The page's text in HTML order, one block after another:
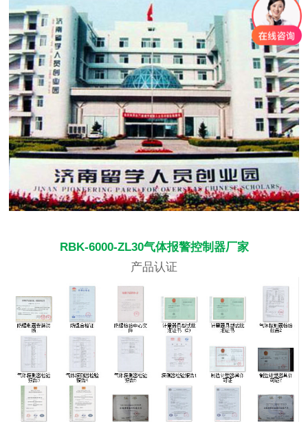
RBK-6000-ZL30气体报警控制器厂家
产品认证